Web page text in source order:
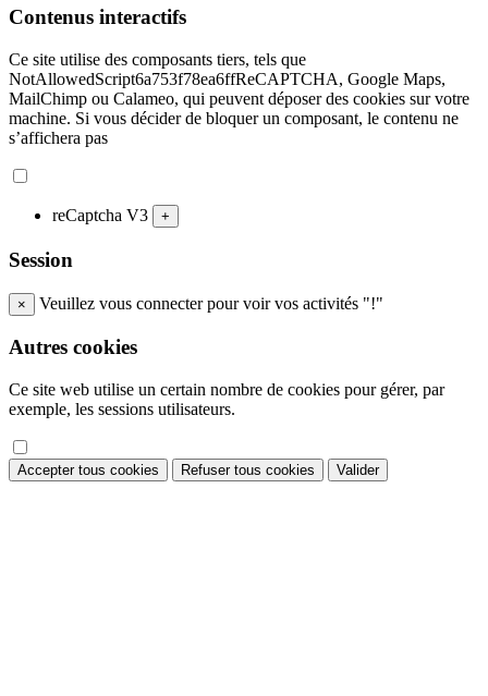
Contenus interactifs
Ce site utilise des composants tiers, tels que
NotAllowedScript6a753f78ea6ffReCAPTCHA, Google Maps,
MailChimp ou Calameo, qui peuvent déposer des cookies sur votre
machine. Si vous décider de bloquer un composant, le contenu ne
s’affichera pas
reCaptcha V3 +
Session
× Veuillez vous connecter pour voir vos activités "!"
Autres cookies
Ce site web utilise un certain nombre de cookies pour gérer, par
exemple, les sessions utilisateurs.
Accepter tous cookies Refuser tous cookies Valider